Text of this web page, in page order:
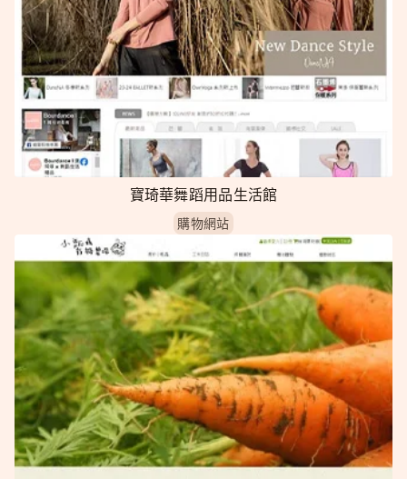
寶琦華舞蹈用品生活館
購物網站